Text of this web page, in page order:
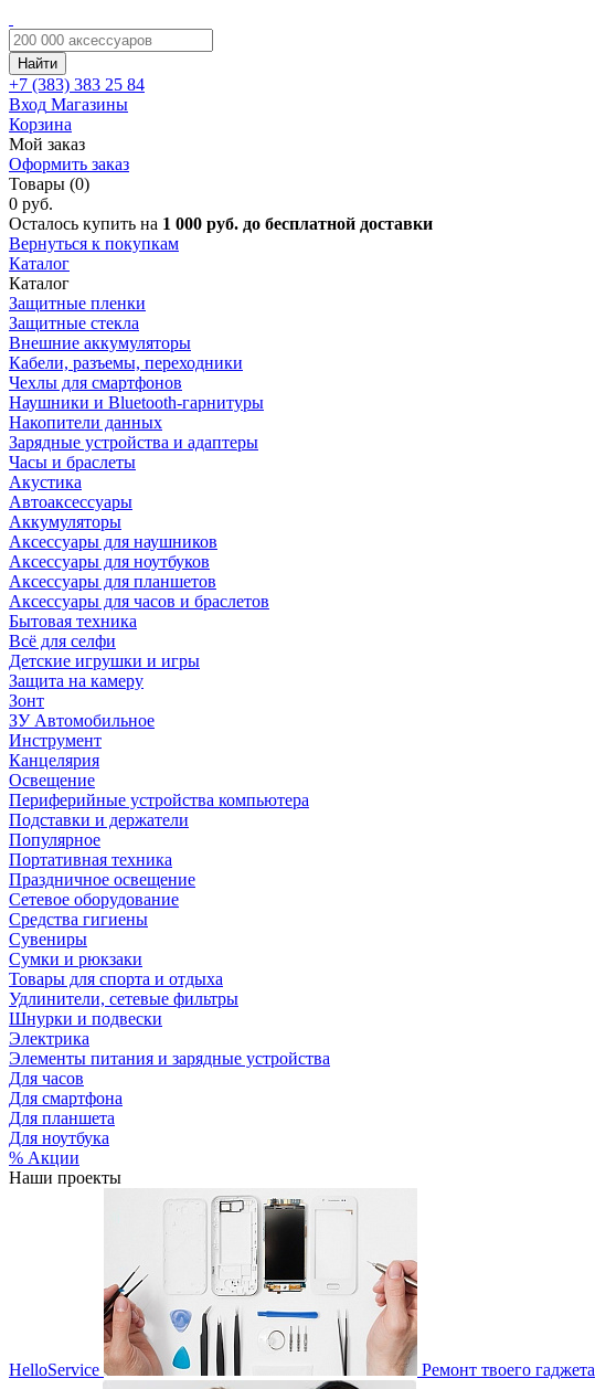
Найти
+7 (383) 383 25 84
Вход Магазины
Корзина
Мой заказ
Оформить заказ
Товары (0)
0 руб.
Осталось купить на 1 000 руб. до бесплатной доставки
Вернуться к покупкам
Каталог
Каталог
Защитные пленки
Защитные стекла
Внешние аккумуляторы
Кабели, разъемы, переходники
Чехлы для смартфонов
Наушники и Bluetooth-гарнитуры
Накопители данных
Зарядные устройства и адаптеры
Часы и браслеты
Акустика
Автоаксессуары
Аккумуляторы
Аксессуары для наушников
Аксессуары для ноутбуков
Аксессуары для планшетов
Аксессуары для часов и браслетов
Бытовая техника
Всё для селфи
Детские игрушки и игры
Защита на камеру
Зонт
ЗУ Автомобильное
Инструмент
Канцелярия
Освещение
Периферийные устройства компьютера
Подставки и держатели
Популярное
Портативная техника
Праздничное освещение
Сетевое оборудование
Средства гигиены
Сувениры
Сумки и рюкзаки
Товары для спорта и отдыха
Удлинители, сетевые фильтры
Шнурки и подвески
Электрика
Элементы питания и зарядные устройства
Для часов
Для смартфона
Для планшета
Для ноутбука
% Акции
Наши проекты
HelloService Ремонт твоего гаджета